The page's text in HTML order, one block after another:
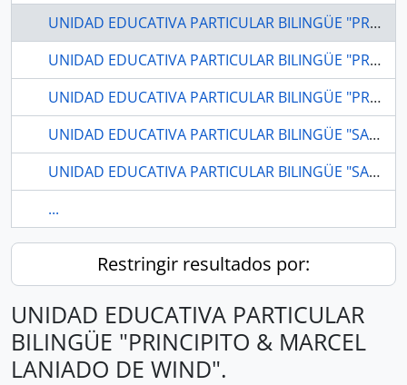
UNIDAD EDUCATIVA PARTICULAR BILINGÜE "PRINCIPITO & MARCEL LANIADO DE WIND".
UNIDAD EDUCATIVA PARTICULAR BILINGÜE "PRINCIPITO & MARCEL LANIADO DE WIND". MACHALA-EL ORO
UNIDAD EDUCATIVA PARTICULAR BILINGÜE "PRINCIPITO & MARCEL LANIADO DE WIND". MACHALA-EL ORO
UNIDAD EDUCATIVA PARTICULAR BILINGÜE "SAGRADO CORAZÓN".
UNIDAD EDUCATIVA PARTICULAR BILINGÜE "SAGRADO CORAZÓN". BAÑOS-TUNGURAHUA
...
Restringir resultados por:
UNIDAD EDUCATIVA PARTICULAR
BILINGÜE "PRINCIPITO & MARCEL
LANIADO DE WIND".